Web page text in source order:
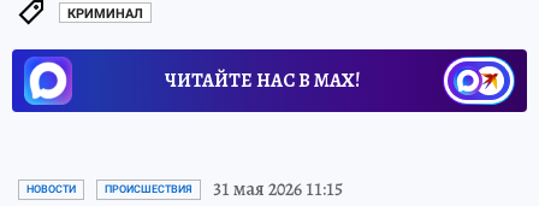
КРИМИНАЛ
ЧИТАЙТЕ НАС В МАХ!
НОВОСТИ ПРОИСШЕСТВИЯ 31 мая 2026 11:15